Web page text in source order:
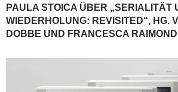
PAULA STOICA ÜBER „SERIALITÄT
WIEDERHOLUNG: REVISITED“, HG.
DOBBE UND FRANCESCA RAIMONDI